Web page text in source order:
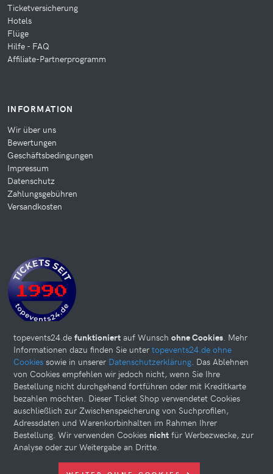
Ticketversicherung
Hotels
Flüge
Hilfe - FAQ
Affiliate-Partnerprogramm
INFORMATION
Wir über uns
Bewertungen
Geschäftsbedingungen
Impressum
Datenschutz
Zahlungsgebühren
Versandkosten
Diese Website kann Cookies verwenden. Bitte nehmen Sie weiter
topevents24.de funktioniert auf Wunsch ohne Cookies. Mehr
Informationen dazu finden Sie unter topevents24.de ohne
Cookies sowie in unserer Datenschutzerklärung. Das Ablehnen
von Cookies empfehlen wir jedoch nicht, wenn Sie Ihre
Bestellung nicht durchgehend fortführen oder mit Kreditkarte
bezahlen möchten. Dieser Ticket Shop verwendetet Cookies
auschließlich zur Zwischenspeicherung von Suchprofilen,
Adressdaten und Warenkorbinhalten im Rahmen Ihrer
Bestellung. Wir verwenden Cookies nicht für Werbezwecke, zur
Analyse oder zur Weitergabe an Dritte.